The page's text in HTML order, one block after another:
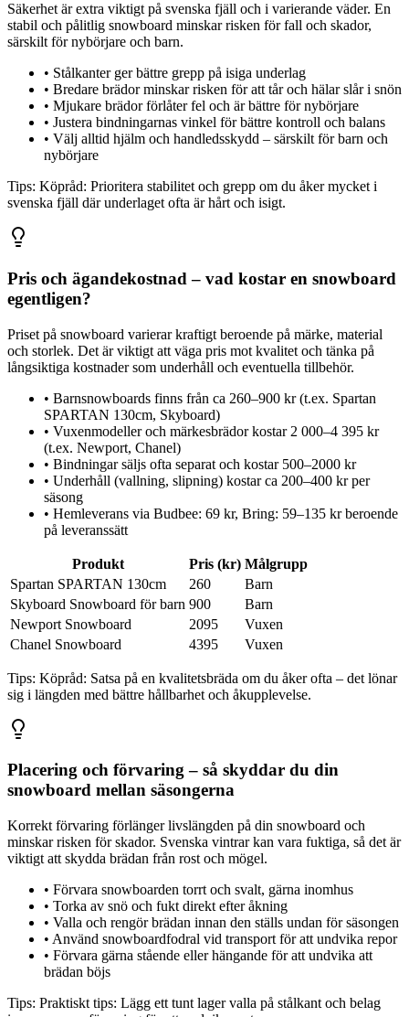
Säkerhet är extra viktigt på svenska fjäll och i varierande väder. En
stabil och pålitlig snowboard minskar risken för fall och skador,
särskilt för nybörjare och barn.
• Stålkanter ger bättre grepp på isiga underlag
• Bredare brädor minskar risken för att tår och hälar slår i snön
• Mjukare brädor förlåter fel och är bättre för nybörjare
• Justera bindningarnas vinkel för bättre kontroll och balans
• Välj alltid hjälm och handledsskydd – särskilt för barn och
nybörjare
Tips: Köpråd: Prioritera stabilitet och grepp om du åker mycket i
svenska fjäll där underlaget ofta är hårt och isigt.
Pris och ägandekostnad – vad kostar en snowboard
egentligen?
Priset på snowboard varierar kraftigt beroende på märke, material
och storlek. Det är viktigt att väga pris mot kvalitet och tänka på
långsiktiga kostnader som underhåll och eventuella tillbehör.
• Barnsnowboards finns från ca 260–900 kr (t.ex. Spartan
SPARTAN 130cm, Skyboard)
• Vuxenmodeller och märkesbrädor kostar 2 000–4 395 kr
(t.ex. Newport, Chanel)
• Bindningar säljs ofta separat och kostar 500–2000 kr
• Underhåll (vallning, slipning) kostar ca 200–400 kr per
säsong
• Hemleverans via Budbee: 69 kr, Bring: 59–135 kr beroende
på leveranssätt
Produkt Pris (kr) Målgrupp
Spartan SPARTAN 130cm
260
Barn
Skyboard Snowboard för barn 900
Barn
Newport Snowboard
2095
Vuxen
Chanel Snowboard
4395 Vuxen
Tips: Köpråd: Satsa på en kvalitetsbräda om du åker ofta – det lönar
sig i längden med bättre hållbarhet och åkupplevelse.
Placering och förvaring – så skyddar du din
snowboard mellan säsongerna
Korrekt förvaring förlänger livslängden på din snowboard och
minskar risken för skador. Svenska vintrar kan vara fuktiga, så det är
viktigt att skydda brädan från rost och mögel.
• Förvara snowboarden torrt och svalt, gärna inomhus
• Torka av snö och fukt direkt efter åkning
• Valla och rengör brädan innan den ställs undan för säsongen
• Använd snowboardfodral vid transport för att undvika repor
• Förvara gärna stående eller hängande för att undvika att
brädan böjs
Tips: Praktiskt tips: Lägg ett tunt lager valla på stålkant och belag